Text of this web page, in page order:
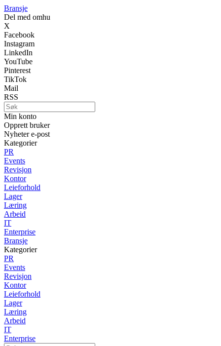
Bransje
Del med omhu
X
Facebook
Instagram
LinkedIn
YouTube
Pinterest
TikTok
Mail
RSS
Min konto
Opprett bruker
Nyheter e-post
Kategorier
PR
Events
Revisjon
Kontor
Leieforhold
Lager
Læring
Arbeid
IT
Enterprise
Bransje
Kategorier
PR
Events
Revisjon
Kontor
Leieforhold
Lager
Læring
Arbeid
IT
Enterprise